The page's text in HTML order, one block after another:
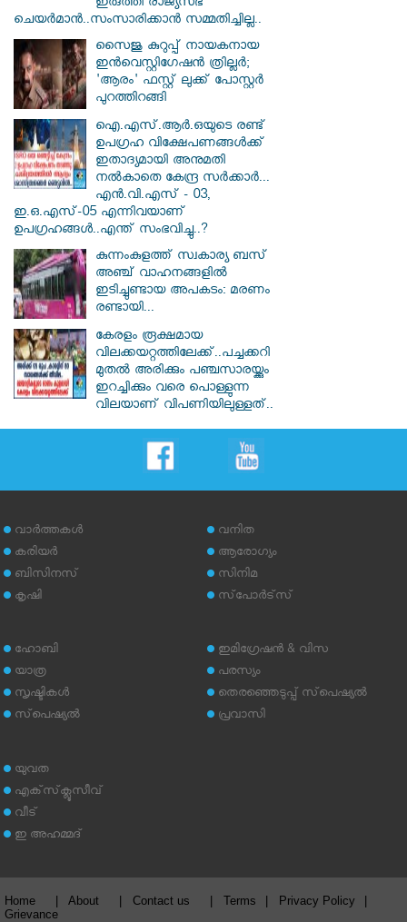
ഇരുത്തി രാജ്യസഭ
ചെയർമാൻ..സംസാരിക്കാൻ സമ്മതിച്ചില്ല..
സൈജു കുറുപ്പ് നായകനായ
ഇൻവെസ്റ്റിഗേഷൻ ത്രില്ലർ;
'ആരം' ഫസ്റ്റ് ലുക്ക് പോസ്റ്റർ
പുറത്തിറങ്ങി
ഐ.എസ്.ആർ.ഒയുടെ രണ്ട്
ഉപഗ്രഹ വിക്ഷേപണങ്ങൾക്ക്
ഇതാദ്യമായി അനുമതി
നൽകാതെ കേന്ദ്ര സർക്കാർ...
എൻ.വി.എസ് - 03,
ഇ.ഒ.എസ്-05 എന്നിവയാണ്
ഉപഗ്രഹങ്ങൾ..എന്ത് സംഭവിച്ചു..?
കുന്നംകുളത്ത് സ്വകാര്യ ബസ്
അഞ്ച് വാഹനങ്ങളിൽ
ഇടിച്ചുണ്ടായ അപകടം: മരണം
രണ്ടായി...
കേരളം രൂക്ഷമായ
വിലക്കയറ്റത്തിലേക്ക്..പച്ചക്കറി
മുതൽ അരിക്കും പഞ്ചസാരയ്ക്കും
ഇറച്ചിക്കും വരെ പൊള്ളുന്ന
വിലയാണ് വിപണിയിലുള്ളത്..
വാര്‍ത്തകള്‍
കരിയര്‍
ബിസിനസ്
കൃഷി
വനിത
ആരോഗ്യം
സിനിമ
സ്‌പോര്‍ട്‌സ്
ഹോബി
യാത്ര
സൃഷ്ടികള്‍
സ്‌പെഷ്യല്‍
ഇമിഗ്രേഷന്‍ & വിസ
പരസ്യം
തെരഞ്ഞെടുപ്പ് സ്‌പെഷ്യല്‍
പ്രവാസി
യുവത
എക്‌സ്‌ക്ലൂസീവ്
വീട്
ഇ അഹമ്മദ്‌
Home About Contact us Terms Privacy Policy
Grievance